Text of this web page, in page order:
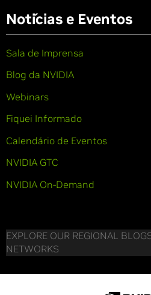
Notícias e Eventos
Sala de Imprensa
Blog da NVIDIA
Webinars
Fiquei Informado
Calendário de Eventos
NVIDIA GTC
NVIDIA On-Demand
EXPLORE OUR REGIONAL
NETWORKS